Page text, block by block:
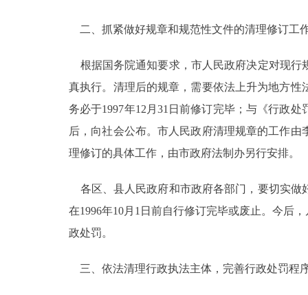
绿色北京
多语种
ENGLISH
ESPAÑOL
二、抓紧做好规章和规范性文件的清理修订工
根据国务院通知要求，市人民政府决定对现行
真执行。清理后的规章，需要依法上升为地方
务必于1997年12月31日前修订完毕；与《行政
后，向社会公布。市人民政府清理规章的工作
理修订的具体工作，由市政府法制办另行安排。
各区、县人民政府和市政府各部门，要切实做
在1996年10月1日前自行修订完毕或废止。今后
政处罚。
三、依法清理行政执法主体，完善行政处罚程